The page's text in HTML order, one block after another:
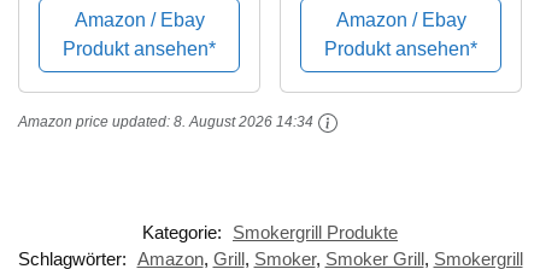
x 41,5 cm
Amazon / Ebay
Produkt ansehen*
Stahl, Zubehör für
Forno Outdoor Ofen, im
cleanen Design, 75 cm
lang, Schwarz
Amazon / Ebay
Produkt ansehen*
Amazon price updated: 8. August 2026 14:34
Kategorie:
Smokergrill Produkte
Schlagwörter: Amazon, Grill, Smoker, Smoker Grill, Smokergrill